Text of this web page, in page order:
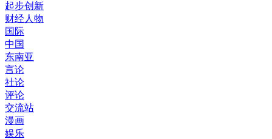
起步创新
财经人物
国际
中国
东南亚
言论
社论
评论
交流站
漫画
娱乐